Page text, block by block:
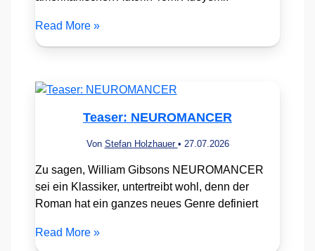
Read More »
Teaser: NEUROMANCER
Von Stefan Holzhauer • 27.07.2026
Zu sagen, William Gibsons NEUROMANCER
sei ein Klassiker, untertreibt wohl, denn der
Roman hat ein ganzes neues Genre definiert
Read More »